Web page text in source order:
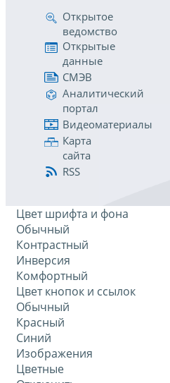
Открытое
ведомство
Открытые
данные
СМЭВ
Аналитический
портал
Видеоматериалы
Карта
сайта
RSS
Цвет шрифта и фона
Обычный
Контрастный
Инверсия
Комфортный
Цвет кнопок и ссылок
Обычный
Красный
Синий
Изображения
Цветные